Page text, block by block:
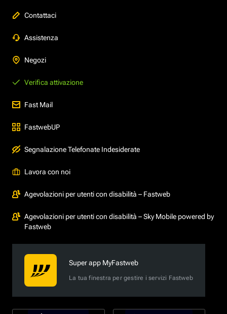
Contattaci
Assistenza
Negozi
Verifica attivazione
Fast Mail
FastwebUP
Segnalazione Telefonate Indesiderate
Lavora con noi
Agevolazioni per utenti con disabilità – Fastweb
Agevolazioni per utenti con disabilità – Sky Mobile powered by
Fastweb
Super app MyFastweb
La tua finestra per gestire i servizi Fastweb